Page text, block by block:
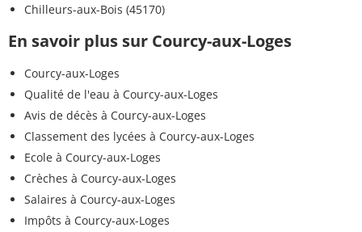
Chilleurs-aux-Bois (45170)
En savoir plus sur Courcy-aux-Loges
Courcy-aux-Loges
Qualité de l'eau à Courcy-aux-Loges
Avis de décès à Courcy-aux-Loges
Classement des lycées à Courcy-aux-Loges
Ecole à Courcy-aux-Loges
Crèches à Courcy-aux-Loges
Salaires à Courcy-aux-Loges
Impôts à Courcy-aux-Loges